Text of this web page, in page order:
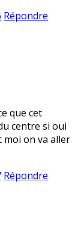
Répondre
que cet
centre si oui
moi on va aller
Répondre